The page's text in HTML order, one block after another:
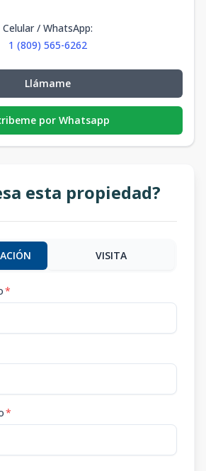
Celular / WhatsApp:
1 (809) 565-6262
Llámame
por Whatsapp
esta propiedad?
VISITA
*
*